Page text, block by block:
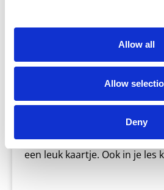
Allow all
Allow
Deny
Het is weer bijna
mensen een reden om hun
liefde te verrassen met een
een leuk kaartje. Ook in je les